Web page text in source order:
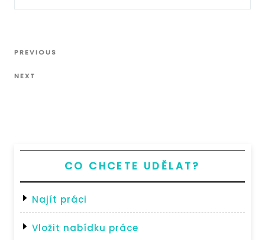
Navigace
příspěvek
Previous
PREVIOUS
Next
NEXT
CO CHCETE UDĚLAT?
Najít práci
Vložit nabídku práce